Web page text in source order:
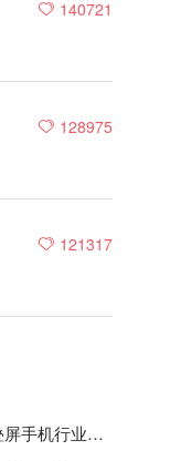
140721
128975
121317
及兼并重组分析